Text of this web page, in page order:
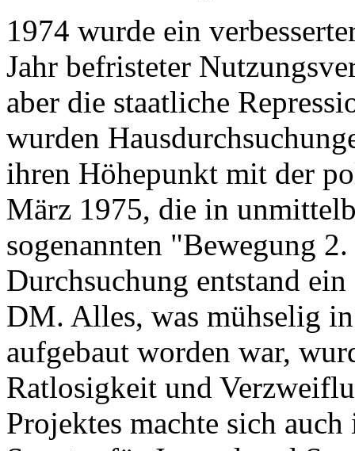
1974 wurde ein
Jahr befristeter
aber die staatliche
wurden
ihren Höhepunkt mit der
März 1975, die in
sogenannten "Bewegung
Durchsuchung entstand
DM. Alles, was mühselig
aufgebaut worden war,
Ratlosigkeit und
Projektes machte sich